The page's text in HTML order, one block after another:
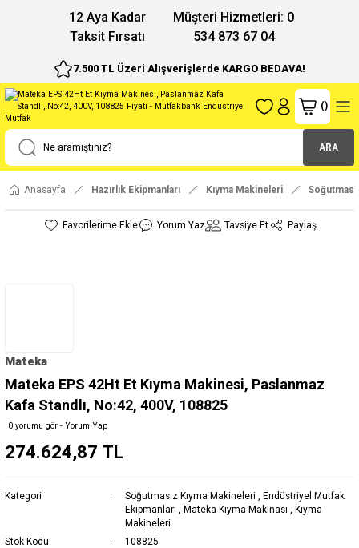
12 Aya Kadar
Taksit Fırsatı
Müşteri Hizmetleri: 0
534 873 67 04
7.500 TL Üzeri Alışverişlerde KARGO BEDAVA!
ARA
()
Anasayfa Hazırlık Ekipmanları Kıyma Makineleri
Yorum Yaz Tavsiye Et Paylaş
Mateka
Mateka EPS 42Ht Et Kıyma Makinesi, Paslanmaz
Kafa Standlı, No:42, 400V, 108825
0 yorumu gör - Yorum Yap
274.624,87 TL
Kategori Soğutmasız Kıyma Makineleri
Endüstriyel Mutfak
Ekipmanları
Mateka Kıyma Makinası
Kıyma
Makineleri
Stok Kodu
108825